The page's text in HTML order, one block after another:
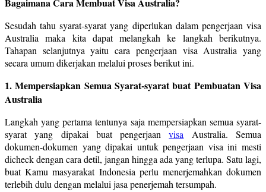
Sesudah tahu syarat-syarat yang diperlukan dalam pengerjaan visa
Australia maka kita dapat melangkah ke langkah berikutnya.
Tahapan selanjutnya yaitu cara pengerjaan visa Australia yang
secara umum dikerjakan melalui proses berikut ini.
1. Mempersiapkan Semua Syarat-syarat buat Pembuatan Visa
Australia
Langkah yang pertama tentunya saja mempersiapkan semua syarat-
syarat yang dipakai buat pengerjaanvisa Australia. Semua
dokumen-dokumen yang dipakai untuk pengerjaan visa ini mesti
dicheck dengan cara detil, jangan hingga ada yang terlupa. Satu lagi,
buat Kamu masyarakat Indonesia perlu menerjemahkan dokumen
terlebih dulu dengan melalui jasa penerjemah tersumpah.